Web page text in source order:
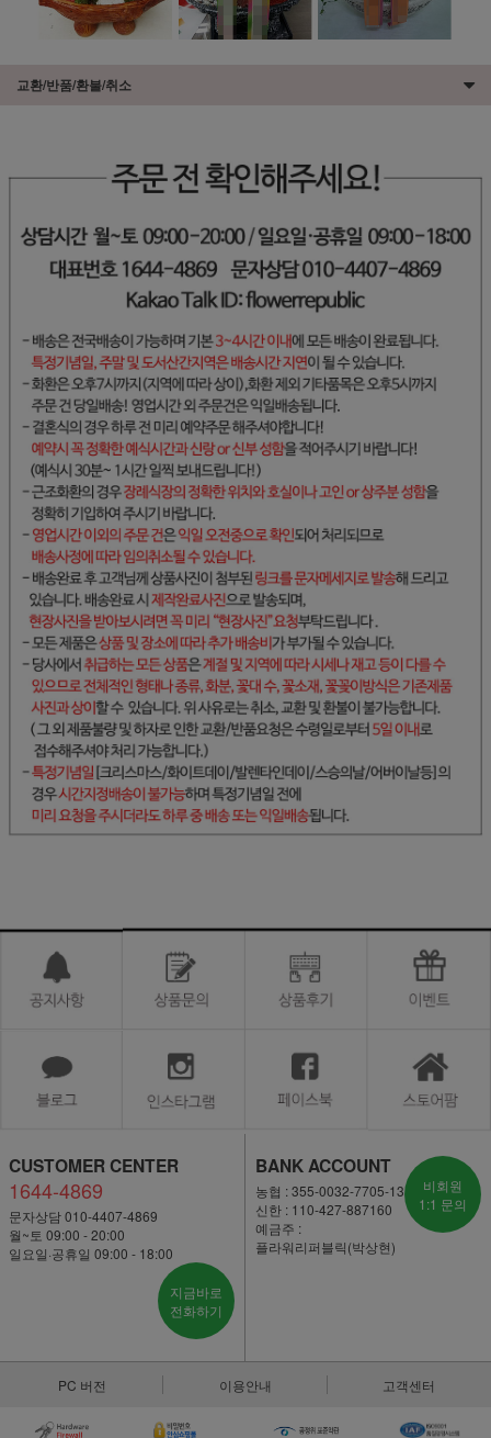
교환/반품/환불/취소
CUSTOMER CENTER
1644-4869
문자상담 010-4407-4869
월~토 09:00 - 20:00
일요일·공휴일 09:00 - 18:00
지금바로
전화하기
BANK ACCOUNT
농협 : 355-0032-7705-13
신한 : 110-427-887160
예금주 :
플라워리퍼블릭(박상현)
비회원
1:1 문의
PC 버전 이용안내 고객센터